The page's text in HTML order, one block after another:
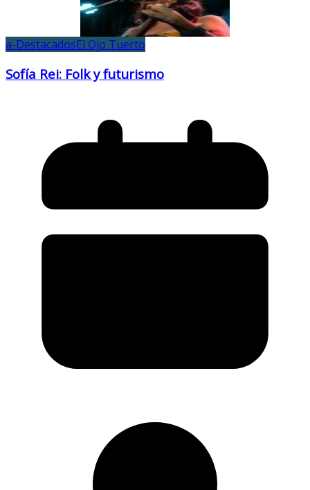
a-DestacadosEl Ojo Tuerto
Sofía Rei: Folk y futurismo